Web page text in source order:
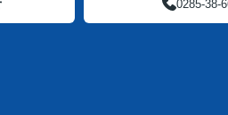
0285-38-